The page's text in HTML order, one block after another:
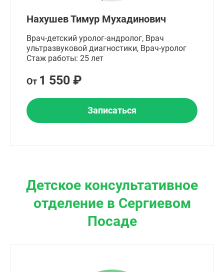
Нахушев Тимур Мухадинович
Врач-детский уролог-андролог, Врач
ультразвуковой диагностики, Врач-уролог
Стаж работы: 25 лет
От 1 550 ₽
Записаться
Детское консультативное
отделение в Сергиевом
Посаде